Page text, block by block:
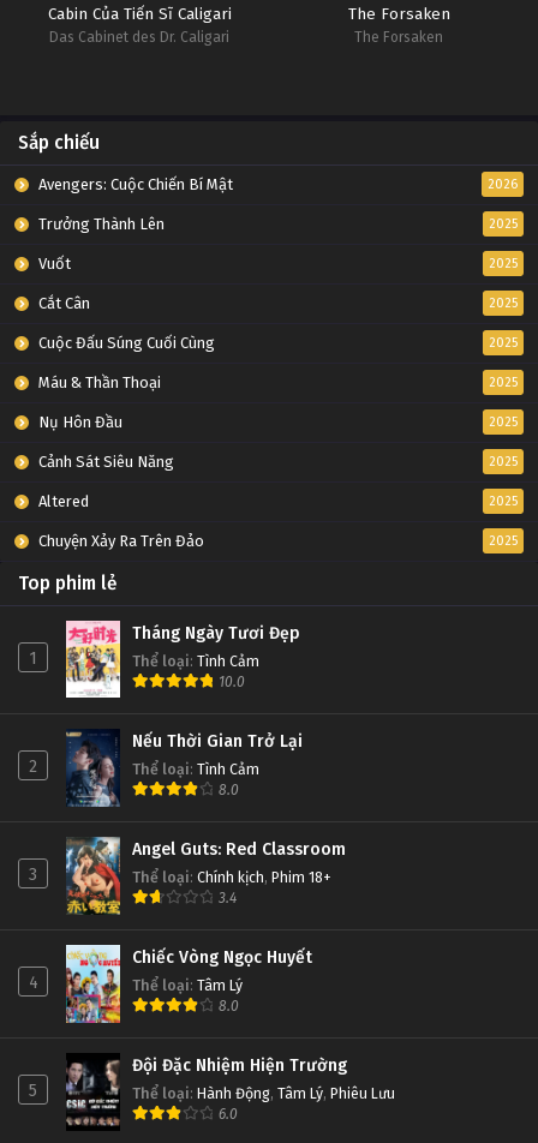
Cabin Của Tiến Sĩ Caligari
Das Cabinet des Dr. Caligari
The Forsaken
The Forsaken
Sắp chiếu
Avengers: Cuộc Chiến Bí Mật 2026
Trưởng Thành Lên 2025
Vuốt 2025
Cắt Cân 2025
Cuộc Đấu Súng Cuối Cùng 2025
Máu & Thần Thoại 2025
Nụ Hôn Đầu 2025
Cảnh Sát Siêu Năng 2025
Altered 2025
Chuyện Xảy Ra Trên Đảo 2025
Top phim lẻ
1
Tháng Ngày Tươi Đẹp
Thể loại: Tình Cảm
10.0
2
Nếu Thời Gian Trở Lại
Thể loại: Tình Cảm
8.0
3
Angel Guts: Red Classroom
Thể loại: Chính kịch, Phim 18+
3.4
4
Chiếc Vòng Ngọc Huyết
Thể loại: Tâm Lý
8.0
5
Đội Đặc Nhiệm Hiện Trường
Thể loại: Hành Động, Tâm Lý, Phiêu Lưu
6.0